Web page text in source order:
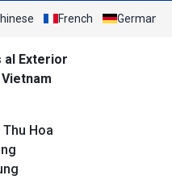
French German
al Exterior
Hoa